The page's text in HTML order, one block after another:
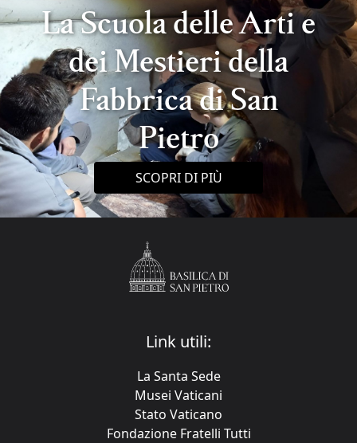
La Scuola delle Arti e
dei Mestieri della
Fabbrica di San
Pietro
SCOPRI DI PIÙ
Link utili:
La Santa Sede
Musei Vaticani
Stato Vaticano
Fondazione Fratelli Tutti